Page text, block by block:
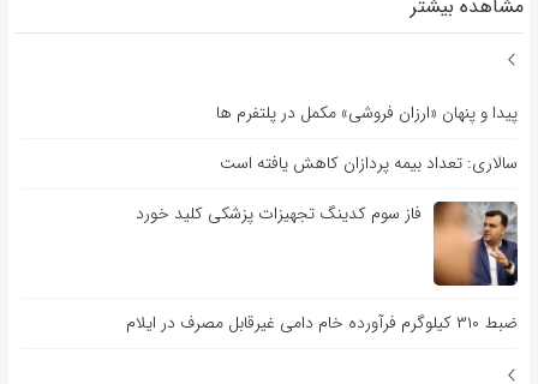
مشاهده بیشتر
پیدا و پنهان «ارزان فروشی» مکمل در پلتفرم ها
سالاری: تعداد بیمه پردازان کاهش یافته است
فاز سوم کدینگ تجهیزات پزشکی کلید خورد
ضبط ۳۱۰ کیلوگرم فرآورده خام دامی غیرقابل مصرف در ایلام